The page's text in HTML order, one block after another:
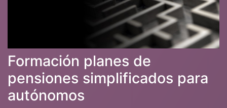
Formación planes de
pensiones simplificados para
autónomos